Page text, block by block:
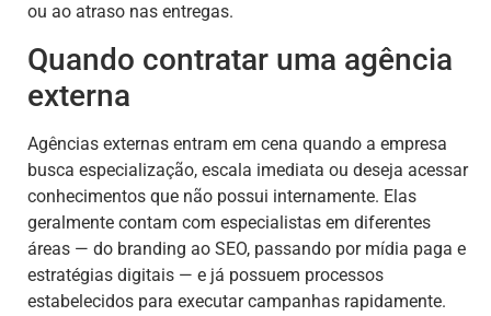
ou ao atraso nas entregas.
Quando contratar uma agência
externa
Agências externas entram em cena quando a empresa
busca especialização, escala imediata ou deseja acessar
conhecimentos que não possui internamente. Elas
geralmente contam com especialistas em diferentes
áreas — do branding ao SEO, passando por mídia paga e
estratégias digitais — e já possuem processos
estabelecidos para executar campanhas rapidamente.